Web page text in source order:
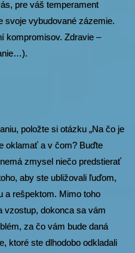
pre váš temperament
svoje vybudované zázemie.
kompromisov. Zdravie –
položte si otázku „Na čo je
oklamať a v čom? Buďte
zmysel niečo predstierať
aby ste ubližovali ľuďom,
a rešpektom. Mimo toho
vzostup, dokonca sa vám
za čo vám bude daná
ktoré ste dlhodobo odkladali